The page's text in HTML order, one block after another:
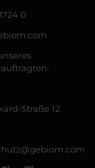
0
Straße 12